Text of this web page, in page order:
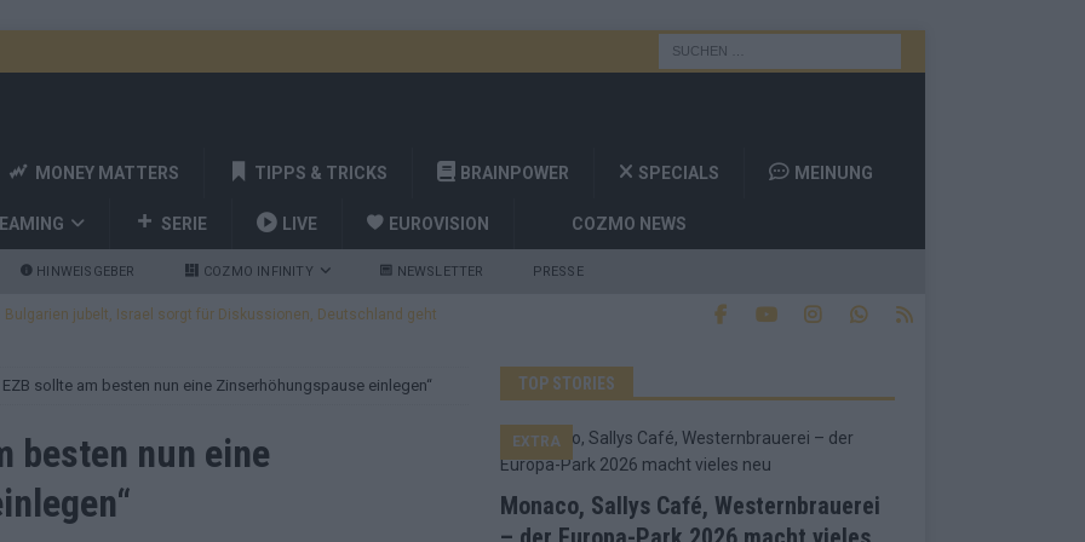
MONEY MATTERS TIPPS & TRICKS BRAINPOWER SPECIALS MEINUNG
SERIE LIVE EUROVISION COZMO NEWS
HINWEISGEBER COZMO INFINITY NEWSLETTER PRESSE
Bulgarien jubelt, Israel sorgt für Diskussionen, Deutschland geht
und Billy Joel – das ESC-Finale wird eine Party EUROVISION
Startreihenfolge steht, Deutschland singt als Zweites!
Favorit, Australien aufgestiegen – alle 25 Acts im Kurzcheck
EZB sollte am besten nun eine Zinserhöhungspause einlegen“
besten nun eine
TOP STORIES
Monaco, Sallys Café, Westernbrauerei
EXTRA